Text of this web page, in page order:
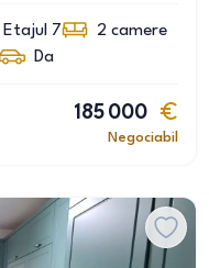
Etajul 7 2 camere
Da
185 000
Negociabil